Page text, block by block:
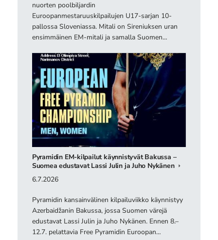
nuorten poolbiljardin
Euroopanmestaruuskilpailujen U17-sarjan 10-
pallossa Sloveniassa. Mitali on Sireniuksen uran
ensimmäinen EM-mitali ja samalla Suomen…
Pyramidin EM-kilpailut käynnistyvät Bakussa –
Suomea edustavat Lassi Julin ja Juho Nykänen
6.7.2026
Pyramidin kansainvälinen kilpailuviikko käynnistyy
Azerbaidžanin Bakussa, jossa Suomen värejä
edustavat Lassi Julin ja Juho Nykänen. Ennen 8.–
12.7. pelattavia Free Pyramidin Euroopan…